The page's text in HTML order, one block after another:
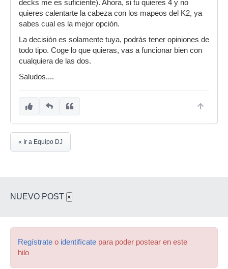
decks me es suficiente). Ahora, si tu quieres 4 y no
quieres calentarte la cabeza con los mapeos del K2, ya
sabes cual es la mejor opción.
La decisión es solamente tuya, podrás tener opiniones de
todo tipo. Coge lo que quieras, vas a funcionar bien con
cualquiera de las dos.
Saludos....
« Ir a Equipo DJ
NUEVO POST ×
Regístrate o identifícate para poder postear en este
hilo